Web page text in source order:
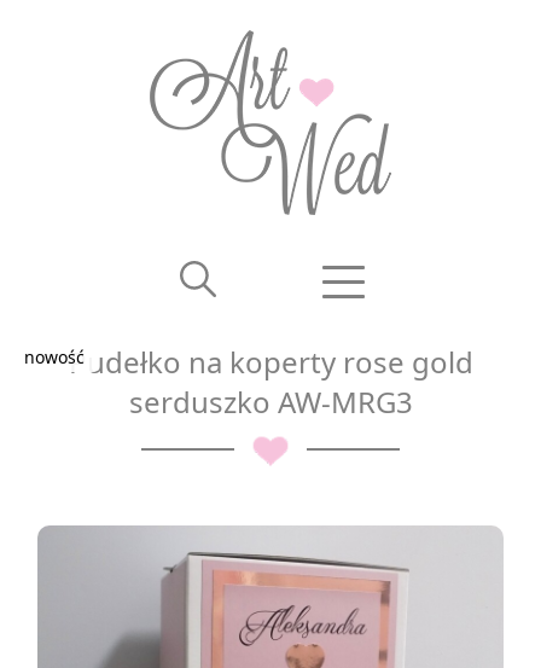
Pudełko na koperty rose gold
serduszko AW-MRG3